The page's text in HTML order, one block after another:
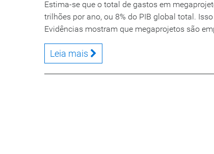
Estima-se que o total de gastos em
trilhões por ano, ou 8% do PIB global total.
Evidências mostram que megaprojetos são
Leia mais